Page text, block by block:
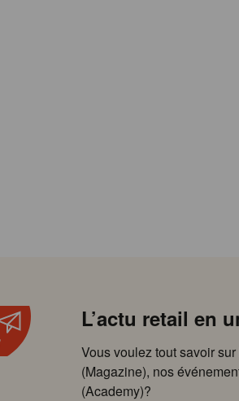
L’actu retail en
Vous voulez tout savoir
(Magazine), nos
(Academy)?